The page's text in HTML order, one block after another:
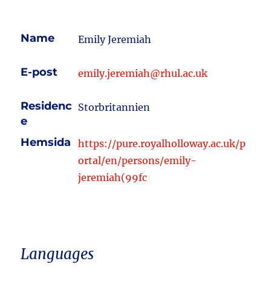
Name Emily Jeremiah
E-post emily.jeremiah@rhul.ac.uk
Residenc
e
Storbritannien
Hemsida
https://pure.royalholloway.ac.uk/p
ortal/en/persons/emily-
jeremiah(99fc
Languages